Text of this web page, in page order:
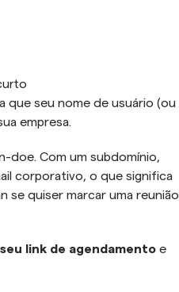
que seu nome de usuário (ou
empresa.
doe. Com um subdomínio,
corporativo, o que significa
se quiser marcar uma reunião
link de agendamento e